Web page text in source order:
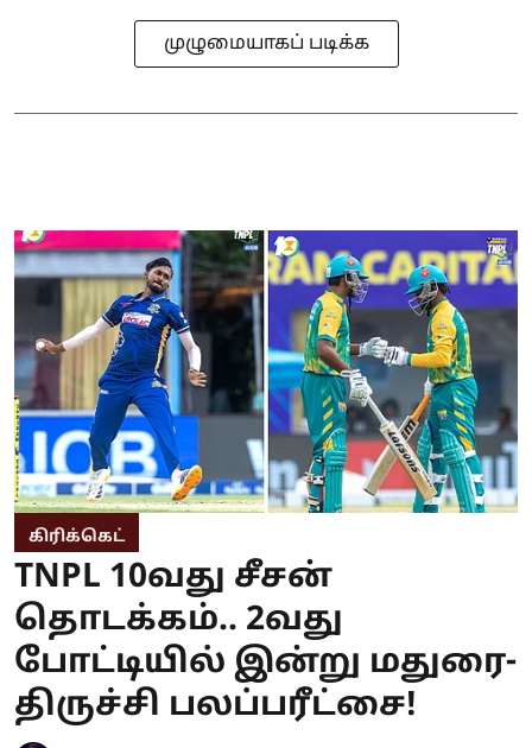
முழுமையாகப் படிக்க
கிரிக்கெட்
TNPL 10வது சீசன்
தொடக்கம்.. 2வது
போட்டியில் இன்று மதுரை-
திருச்சி பலப்பரீட்சை!